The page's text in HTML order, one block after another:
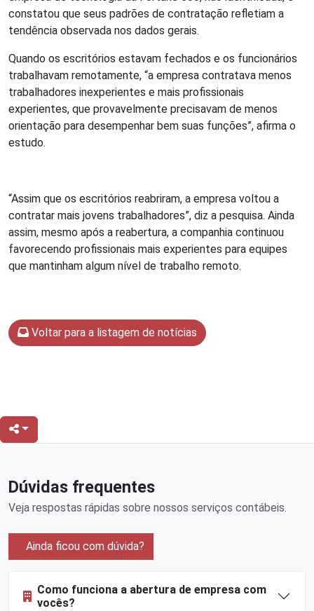
constatou que seus padrões de contratação refletiam a
tendência observada nos dados gerais.
Quando os escritórios estavam fechados e os funcionários
trabalhavam remotamente, “a empresa contratava menos
trabalhadores inexperientes e mais profissionais
experientes, que provavelmente precisavam de menos
orientação para desempenhar bem suas funções”, afirma o
estudo.
“Assim que os escritórios reabriram, a empresa voltou a
contratar mais jovens trabalhadores”, diz a pesquisa. Ainda
assim, mesmo após a reabertura, a companhia continuou
favorecendo profissionais mais experientes para equipes
que mantinham algum nível de trabalho remoto.
Voltar para a listagem de notícias
Dúvidas frequentes
Veja respostas rápidas sobre nossos serviços contábeis.
Ainda ficou com dúvida?
Como funciona a abertura de empresa com
vocês?